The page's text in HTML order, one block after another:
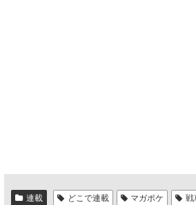
連載 どこで連載 マガポケ
戦